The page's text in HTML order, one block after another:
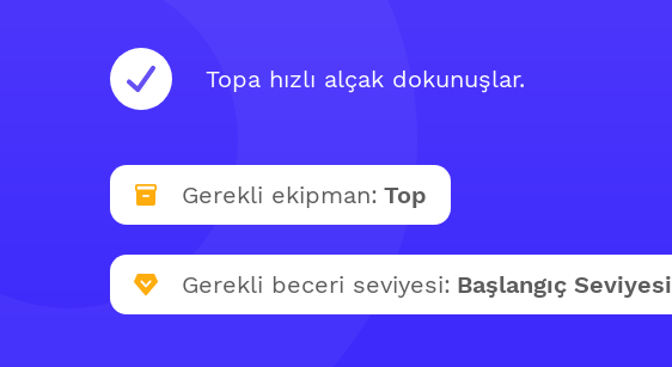
Topa hızlı alçak dokunuşlar.
Gerekli ekipman: Top
Gerekli beceri seviyesi: Başlangıç Seviyesi